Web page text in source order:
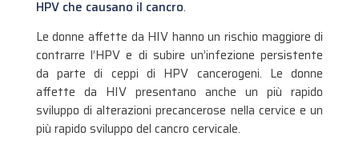
HPV che causano il cancro.
Le donne affette da HIV hanno un rischio maggiore di
contrarre l’HPV e di subire un’infezione persistente
da parte di ceppi di HPV cancerogeni. Le donne
affette da HIV presentano anche un più rapido
sviluppo di alterazioni precancerose nella cervice e un
più rapido sviluppo del cancro cervicale.